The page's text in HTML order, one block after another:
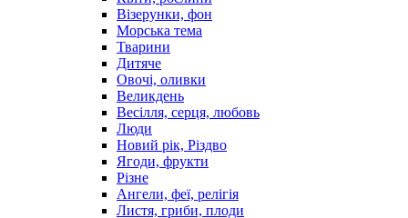
Візерунки, фон
Морська тема
Тварини
Дитяче
Овочі, оливки
Великдень
Весілля, серця, любовь
Люди
Новий рік, Різдво
Ягоди, фрукти
Різне
Ангели, феї, релігія
Листя, гриби, плоди